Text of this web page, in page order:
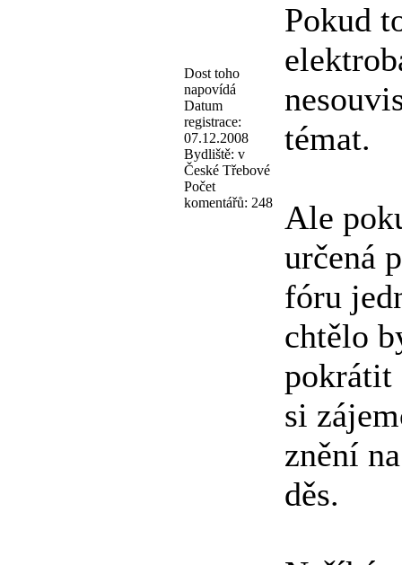
Dost toho
napovídá
Datum
registrace:
07.12.2008
Bydliště: v
České Třebové
Počet
komentářů: 248
Pokud
témat.
Ale
určená
fóru
chtělo
pokrátit
si
znění
děs.